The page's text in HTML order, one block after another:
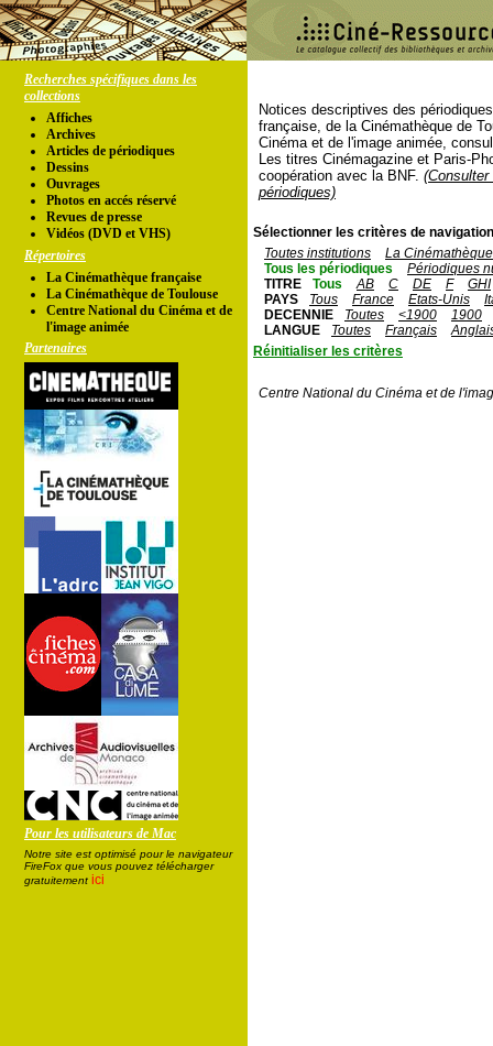
Recherches spécifiques dans les
collections
Affiches
Archives
Articles de périodiques
Dessins
Ouvrages
Photos en accés réservé
Revues de presse
Vidéos (DVD et VHS)
Répertoires
La Cinémathèque française
La Cinémathèque de Toulouse
Centre National du Cinéma et de
l'image animée
Partenaires
Pour les utilisateurs de Mac
Notre site est optimisé pour le navigateur
FireFox que vous pouvez télécharger
gratuitement ici
Notices descriptives des
française, de la Cinémathèque de
Cinéma et de l'image animée,
Les titres Cinémagazine et Paris-
coopération avec la BNF.
périodiques)
Sélectionner les critères de
Toutes institutions
La
Tous les périodiques
Périodiques
TITRE
Tous AB C DE F
GHI
PAYS
Tous France Etats-Unis
DECENNIE
Toutes <1900
1900
LANGUE
Toutes Français
Réinitialiser les critères
Centre National du Cinéma et de